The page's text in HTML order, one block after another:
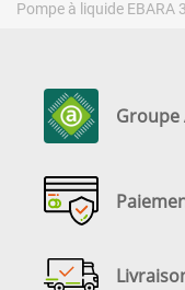
Pompe à liquide EBARA
Groupe